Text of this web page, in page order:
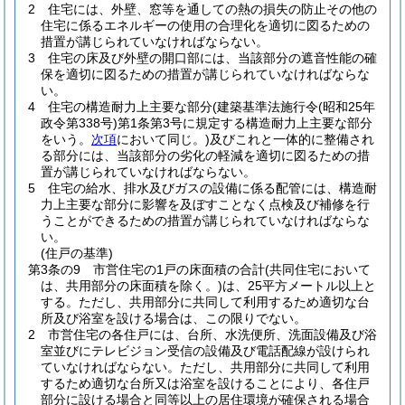
2
住宅には、外壁、窓等を通しての熱の損失の防止その他の
住宅に係るエネルギーの使用の合理化を適切に図るための
措置が講じられていなければならない。
3
住宅の床及び外壁の開口部には、当該部分の遮音性能の確
保を適切に図るための措置が講じられていなければならな
い。
4
住宅の構造耐力上主要な部分(建築基準法施行令(昭和25年
政令第338号)第1条第3号に規定する構造耐力上主要な部分
をいう。 次項において同じ。)及びこれと一体的に整備され
る部分には、当該部分の劣化の軽減を適切に図るための措
置が講じられていなければならない。
5
住宅の給水、排水及びガスの設備に係る配管には、構造耐
力上主要な部分に影響を及ぼすことなく点検及び補修を行
うことができるための措置が講じられていなければならな
い。
(住戸の基準)
第3条の9
市営住宅の1戸の床面積の合計(共同住宅において
は、共用部分の床面積を除く。)は、25平方メートル以上と
する。 ただし、共用部分に共同して利用するため適切な台
所及び浴室を設ける場合は、この限りでない。
2
市営住宅の各住戸には、台所、水洗便所、洗面設備及び浴
室並びにテレビジョン受信の設備及び電話配線が設けられ
ていなければならない。 ただし、共用部分に共同して利用
するため適切な台所又は浴室を設けることにより、各住戸
部分に設ける場合と同等以上の居住環境が確保される場合